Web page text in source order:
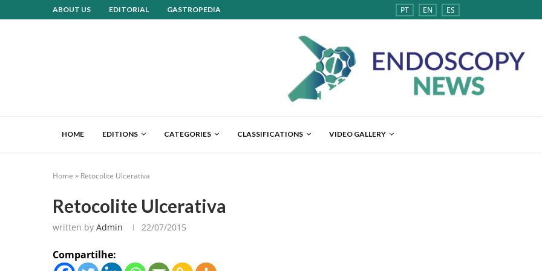
ABOUT US EDITORIAL GASTROPEDIA PT EN ES
HOME EDITIONS CATEGORIES CLASSIFICATIONS VIDEO GALLERY
Home » Retocolite Ulcerativa
Retocolite Ulcerativa
written by Admin 22/07/2015
Compartilhe: